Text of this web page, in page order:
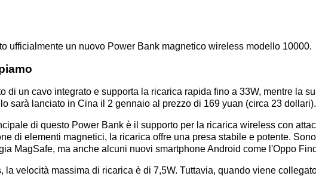
ufficialmente un nuovo Power Bank magnetico wireless modello 10000.
di un cavo integrato e supporta la ricarica rapida fino a 33W, mentre la
sarà lanciato in Cina il 2 gennaio al prezzo di 169 yuan (circa 23 dollari).
di questo Power Bank è il supporto per la ricarica wireless con
di elementi magnetici, la ricarica offre una presa stabile e potente.
MagSafe, ma anche alcuni nuovi smartphone Android come l'Oppo
la velocità massima di ricarica è di 7,5W. Tuttavia, quando viene